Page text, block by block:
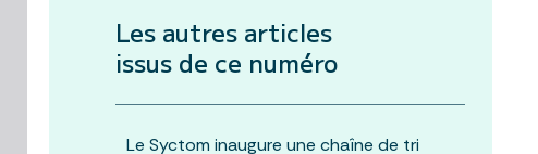
Les autres articles
issus de ce numéro
Le Syctom inaugure une chaîne de tri